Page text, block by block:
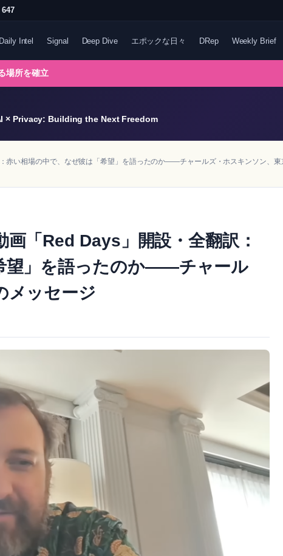
647
Daily Intel Signal Deep Dive エポックな日々 DRep Weekly Brief
場所を確立
× Privacy: Building the Next Freedom
赤い相場の中で、なぜ彼は「希望」を語ったのか――チャールズ・ホスキンソン、東
「Red Days」開設・全翻訳：
望」を語ったのか――チャール
メッセージ